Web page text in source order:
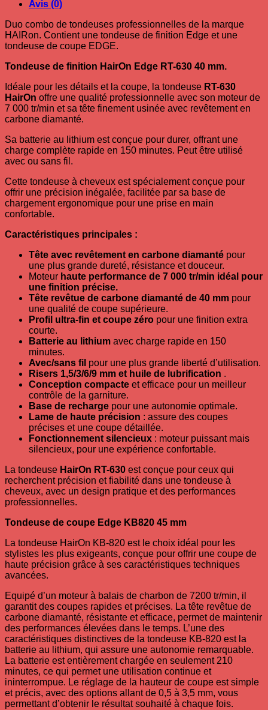
Avis (0)
Duo combo de tondeuses professionnelles de la marque
HAIRon. Contient une tondeuse de finition Edge et une
tondeuse de coupe EDGE.
Tondeuse de finition HairOn Edge RT-630 40 mm.
Idéale pour les détails et la coupe, la tondeuse RT-630
HairOn offre une qualité professionnelle avec son moteur de
7 000 tr/min et sa tête finement usinée avec revêtement en
carbone diamanté.
Sa batterie au lithium est conçue pour durer, offrant une
charge complète rapide en 150 minutes. Peut être utilisé
avec ou sans fil.
Cette tondeuse à cheveux est spécialement conçue pour
offrir une précision inégalée, facilitée par sa base de
chargement ergonomique pour une prise en main
confortable.
Caractéristiques principales :
Tête avec revêtement en carbone diamanté pour
une plus grande dureté, résistance et douceur.
Moteur haute performance de 7 000 tr/min idéal pour
une finition précise.
Tête revêtue de carbone diamanté de 40 mm pour
une qualité de coupe supérieure.
Profil ultra-fin et coupe zéro pour une finition extra
courte.
Batterie au lithium avec charge rapide en 150
minutes.
Avec/sans fil pour une plus grande liberté d’utilisation.
Risers 1,5/3/6/9 mm et huile de lubrification .
Conception compacte et efficace pour un meilleur
contrôle de la garniture.
Base de recharge pour une autonomie optimale.
Lame de haute précision : assure des coupes
précises et une coupe détaillée.
Fonctionnement silencieux : moteur puissant mais
silencieux, pour une expérience confortable.
La tondeuse HairOn RT-630 est conçue pour ceux qui
recherchent précision et fiabilité dans une tondeuse à
cheveux, avec un design pratique et des performances
professionnelles.
Tondeuse de coupe Edge KB820 45 mm
La tondeuse HairOn KB-820 est le choix idéal pour les
stylistes les plus exigeants, conçue pour offrir une coupe de
haute précision grâce à ses caractéristiques techniques
avancées.
Equipé d’un moteur à balais de charbon de 7200 tr/min, il
garantit des coupes rapides et précises. La tête revêtue de
carbone diamanté, résistante et efficace, permet de maintenir
des performances élevées dans le temps. L’une des
caractéristiques distinctives de la tondeuse KB-820 est la
batterie au lithium, qui assure une autonomie remarquable.
La batterie est entièrement chargée en seulement 210
minutes, ce qui permet une utilisation continue et
ininterrompue. Le réglage de la hauteur de coupe est simple
et précis, avec des options allant de 0,5 à 3,5 mm, vous
permettant d’obtenir le résultat souhaité à chaque fois.